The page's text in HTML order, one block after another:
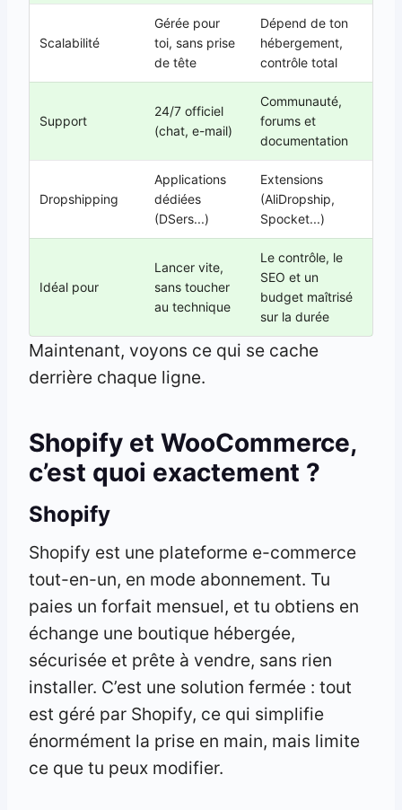
Scalabilité
Gérée pour
toi, sans prise
de tête
Dépend de ton
hébergement,
contrôle total
Support
24/7 officiel
(chat, e-mail)
Communauté,
forums et
documentation
Dropshipping
Applications
dédiées
(DSers...)
Extensions
(AliDropship,
Spocket...)
Idéal pour
Lancer vite,
sans toucher
au technique
Le contrôle, le
SEO et un
budget maîtrisé
sur la durée
Maintenant, voyons ce qui se cache
derrière chaque ligne.
Shopify et WooCommerce,
c’est quoi exactement ?
Shopify
Shopify est une plateforme e-commerce
tout-en-un, en mode abonnement. Tu
paies un forfait mensuel, et tu obtiens en
échange une boutique hébergée,
sécurisée et prête à vendre, sans rien
installer. C’est une solution fermée : tout
est géré par Shopify, ce qui simplifie
énormément la prise en main, mais limite
ce que tu peux modifier.